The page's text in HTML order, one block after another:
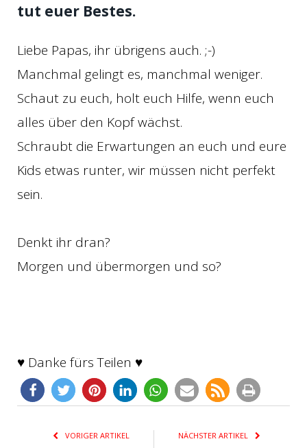
tut euer Bestes.
Liebe Papas, ihr übrigens auch. ;-)
Manchmal gelingt es, manchmal weniger.
Schaut zu euch, holt euch Hilfe, wenn euch
alles über den Kopf wächst.
Schraubt die Erwartungen an euch und eure
Kids etwas runter, wir müssen nicht perfekt
sein.
Denkt ihr dran?
Morgen und übermorgen und so?
♥ Danke fürs Teilen ♥
VORIGER ARTIKEL NÄCHSTER ARTIKEL